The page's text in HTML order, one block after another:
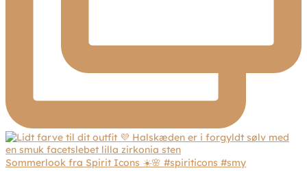
Sommerlook fra Spirit Icons ☀️🌸 #spiriticons #smy